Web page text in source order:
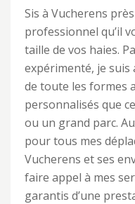
Sis à Vucherens
professionnel qu’il
taille de vos haies.
expérimenté, je
de toute les formes
personnalisés que
ou un grand parc.
pour tous mes
Vucherens et ses
faire appel à mes
garantis d’une